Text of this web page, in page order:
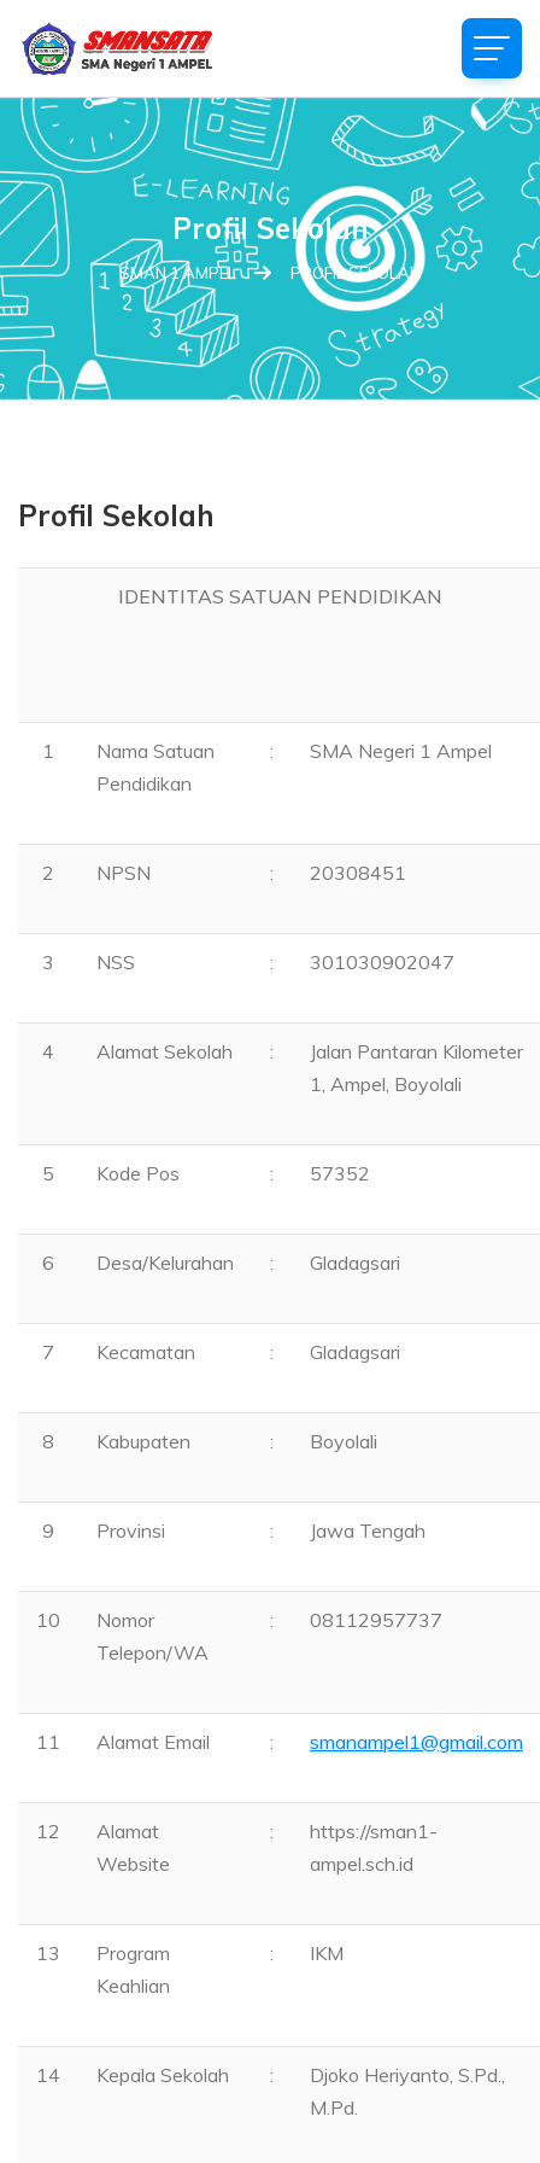
Profil Sekolah
SMAN 1 AMPEL PROFIL SEKOLAH
Profil Sekolah
IDENTITAS SATUAN PENDIDIKAN
1
Nama Satuan
Pendidikan
: SMA Negeri 1 Ampel
2 NPSN : 20308451
3 NSS : 301030902047
4 Alamat Sekolah :
Jalan Pantaran Kilometer
1, Ampel, Boyolali
5 Kode Pos : 57352
6 Desa/Kelurahan : Gladagsari
7 Kecamatan : Gladagsari
8 Kabupaten : Boyolali
9 Provinsi : Jawa Tengah
10
Nomor
Telepon/WA
: 08112957737
11 Alamat Email : smanampel1@gmail.com
12
Alamat
Website
:
https://sman1-
ampel.sch.id
13
Program
Keahlian
: IKM
14 Kepala Sekolah :
Djoko Heriyanto, S.Pd.,
M.Pd.